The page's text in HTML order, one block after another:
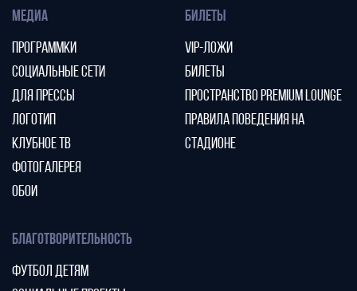
МЕДИА
ПРОГРАММКИ
СОЦИАЛЬНЫЕ СЕТИ
ДЛЯ ПРЕССЫ
ЛОГОТИП
КЛУБНОЕ ТВ
ФОТОГАЛЕРЕЯ
ОБОИ
БИЛЕТЫ
VIP-ЛОЖИ
БИЛЕТЫ
ПРОСТРАНСТВО PREMIUM LOUNGE
ПРАВИЛА ПОВЕДЕНИЯ НА
СТАДИОНЕ
БЛАГОТВОРИТЕЛЬНОСТЬ
ФУТБОЛ ДЕТЯМ